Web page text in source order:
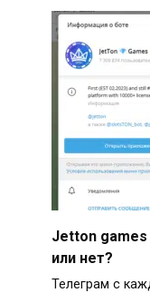
Jetton games
или нет?
Телеграм с